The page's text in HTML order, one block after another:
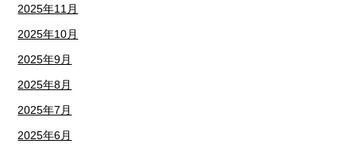
2025年11月
2025年10月
2025年9月
2025年8月
2025年7月
2025年6月